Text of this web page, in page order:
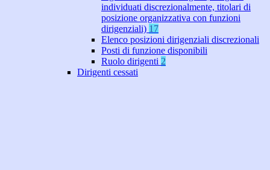
individuati discrezionalmente, titolari di
posizione organizzativa con funzioni
dirigenziali) 17
Elenco posizioni dirigenziali discrezionali
Posti di funzione disponibili
Ruolo dirigenti 2
Dirigenti cessati